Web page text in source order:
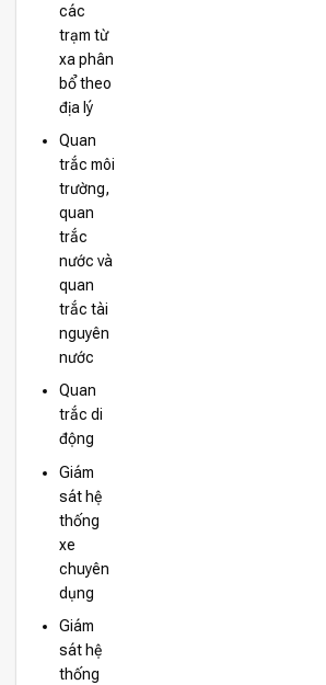
các
trạm từ
xa phân
bổ theo
địa lý
Quan
trắc môi
trường,
quan
trắc
nước và
quan
trắc tài
nguyên
nước
Quan
trắc di
động
Giám
sát hệ
thống
xe
chuyên
dụng
Giám
sát hệ
thống